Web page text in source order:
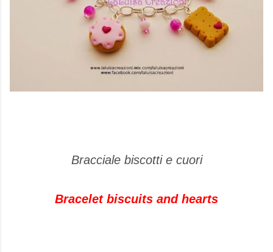
Bracciale biscotti e cuori
Bracelet biscuits and hearts